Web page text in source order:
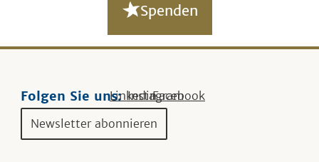
Spenden
Folgen Sie uns:Linkedin
Instagram
Facebook
Newsletter abonnieren